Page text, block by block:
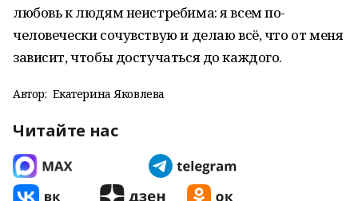
любовь к людям неистребима: я всем по-
человечески сочувствую и делаю всё, что от меня
зависит, чтобы достучаться до каждого.
Автор: Екатерина Яковлева
Читайте нас